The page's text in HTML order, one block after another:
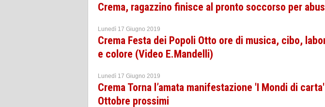
Crema, ragazzino finisce al pronto soccorso per
Lunedì 17 Giugno 2019
Crema Festa dei Popoli Otto ore di musica, cibo,
e colore (Video E.Mandelli)
Lunedì 17 Giugno 2019
Crema Torna l’amata manifestazione 'I Mondi di
Ottobre prossimi